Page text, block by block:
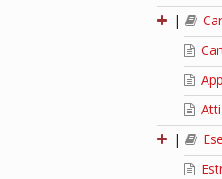
|
|